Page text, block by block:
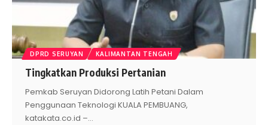
DPRD SERUYAN KALIMANTAN TENGAH
Tingkatkan Produksi Pertanian
Pemkab Seruyan Didorong Latih Petani Dalam
Penggunaan Teknologi KUALA PEMBUANG,
katakata.co.id –…